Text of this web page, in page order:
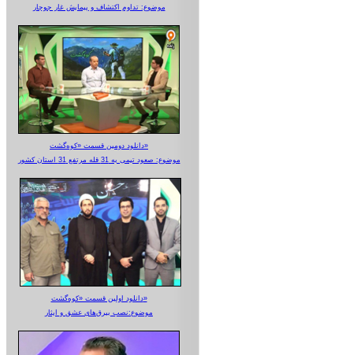
موضوع: تداوم اکتشاف و پیمایش غار جوجار
دانلود دومین قسمت «کوه‌گشت»
موضوع: صعود تیمی به 31 قله مرتفع 31 استان کشور
دانلود اولین قسمت «کوه‌گشت»
موضوع:نصب بیرق‌های عشق و ایثار